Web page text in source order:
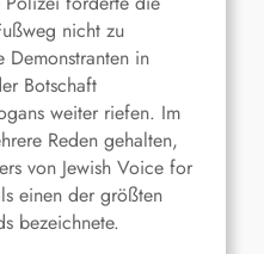
nicht zu
Demonstranten in
Botschaft
weiter riefen. Im
Reden gehalten,
von Jewish Voice for
einen der größten
bezeichnete.